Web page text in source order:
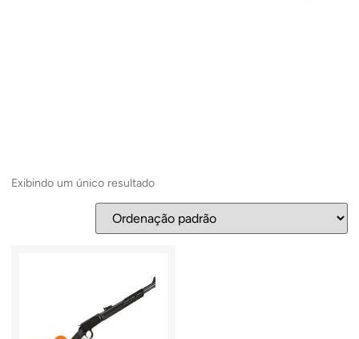
Exibindo um único resultado